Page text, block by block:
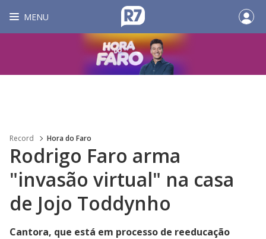
MENU
Record Hora do Faro
Rodrigo Faro arma
"invasão virtual" na casa
de Jojo Toddynho
Cantora, que está em processo de reeducação